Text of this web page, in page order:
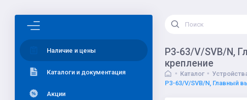
Наличие и цены
Каталоги и документация
Акции
P3-63/V/SVB/N,
крепление
Каталог
P3-63/V/SVB/N, Главный